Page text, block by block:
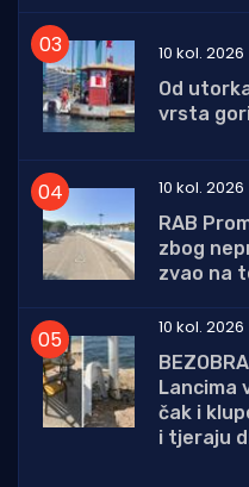
10 kol. 2026
Od
vrsta
10 kol. 2026
RAB
zbog
zvao na
10 kol. 2026
Lancima
čak i
i tjeraju